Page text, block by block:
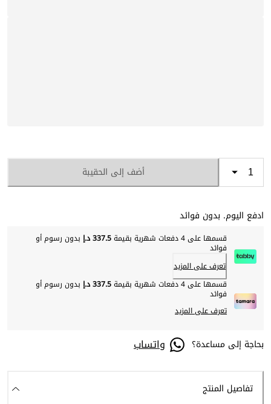
أضف إلى الحقيبة
ادفع اليوم. بدون فوائد
قسمها على 4 دفعات شهرية بقيمة 337.5 د.إ بدون رسوم أو
فوائد
تعرف على المزيد
قسمها على 4 دفعات شهرية بقيمة
337.5 د.إ بدون رسوم أو
فوائد
تعرف على المزيد
بحاجة إلى مساعدة؟ واتساب
تفاصيل المنتج